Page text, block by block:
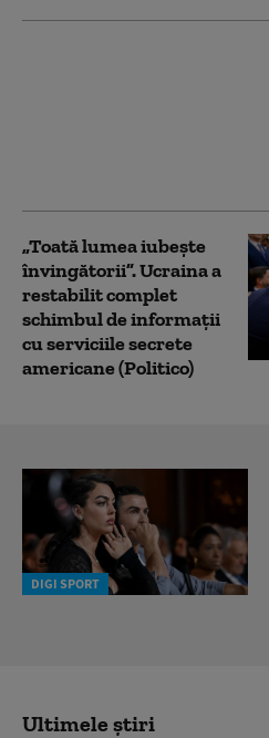
„Toată lumea iubește
învingătorii”. Ucraina a
restabilit complet
schimbul de informații
cu serviciile secrete
americane (Politico)
DIGI SPORT
Ultimele știri